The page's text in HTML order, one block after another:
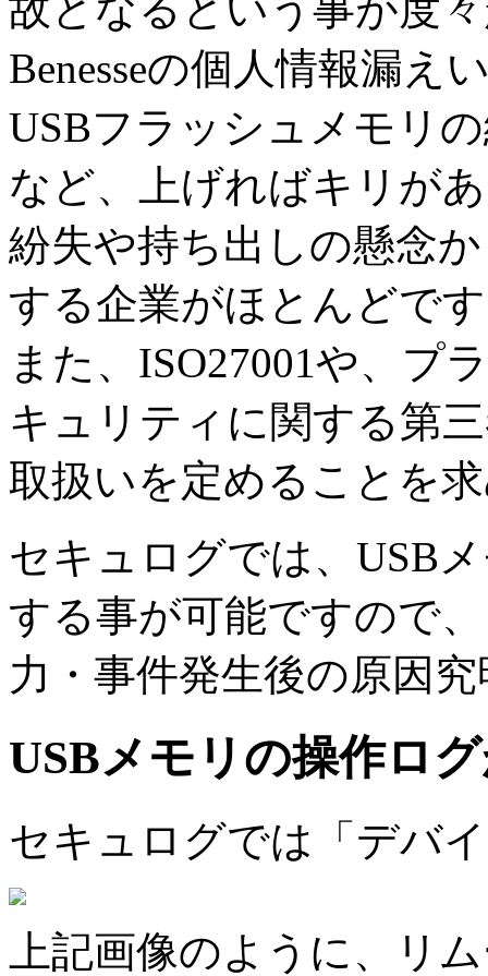
Benesseの個人情報漏え
USBフラッシュメモリ
など、上げればキリが
紛失や持ち出しの懸念
する企業がほとんどで
また、ISO27001や、プ
キュリティに関する第
取扱いを定めることを
セキュログでは、USB
する事が可能ですので
力・事件発生後の原因
USBメモリの操作ロ
セキュログでは「デバ
上記画像のように、リ